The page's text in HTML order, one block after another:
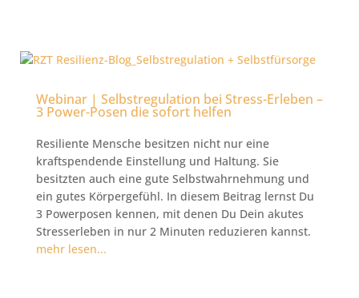
Webinar | Selbstregulation bei Stress-Erleben –
3 Power-Posen die sofort helfen
Resiliente Mensche besitzen nicht nur eine
kraftspendende Einstellung und Haltung. Sie
besitzten auch eine gute Selbstwahrnehmung und
ein gutes Körpergefühl. In diesem Beitrag lernst Du
3 Powerposen kennen, mit denen Du Dein akutes
Stresserleben in nur 2 Minuten reduzieren kannst.
mehr lesen...